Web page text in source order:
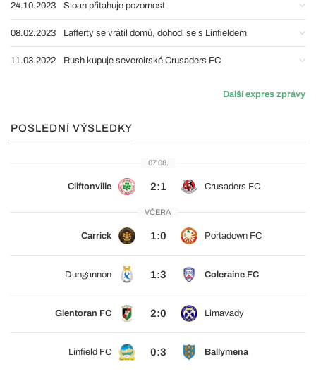
24.10.2023 Sloan přitahuje pozornost
08.02.2023 Lafferty se vrátil domů, dohodl se s Linfieldem
11.03.2022 Rush kupuje severoirské Crusaders FC
Další expres zprávy
POSLEDNÍ VÝSLEDKY
07.08.
Cliftonville 2:1 Crusaders FC
VČERA
Carrick 1:0 Portadown FC
Dungannon 1:3 Coleraine FC
Glentoran FC 2:0 Limavady
Linfield FC 0:3 Ballymena